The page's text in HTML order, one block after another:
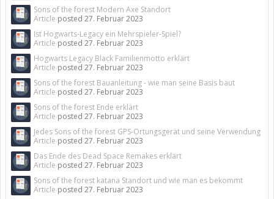
Sons of the forest Modern Axe Standort
Article posted 27. Februar 2023
Ist Hogwarts-Legacy ein Mehrspieler-Spiel?
Article posted 27. Februar 2023
Hogwarts Legacy Black Familienmotto erklärt
Article posted 27. Februar 2023
Sons of the forest Bauanleitung - wie man seine Basis baut
Article posted 27. Februar 2023
Sons of the forest Ende erklärt
Article posted 27. Februar 2023
Jedes Sons of the forest GPS-Ortungsgerät und seine Verwendung
Article posted 27. Februar 2023
Das Ende des Dead Space Remakes erklärt
Article posted 27. Februar 2023
Sons of the forest katana Standort und wie man es bekommt
Article posted 27. Februar 2023